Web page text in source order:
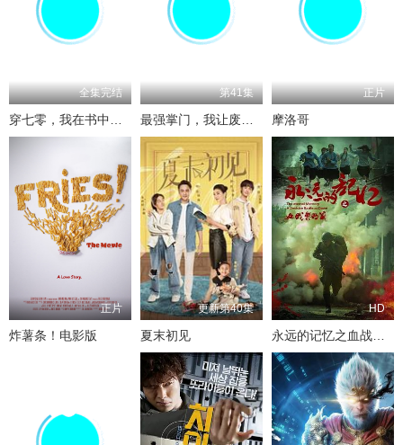
全集完结
穿七零，我在书中挺好的
第41集
最强掌门，我让废柴宗门碾压三界
正片
摩洛哥
正片
炸薯条！电影版
更新第40集
夏末初见
HD
永远的记忆之血战黎明前